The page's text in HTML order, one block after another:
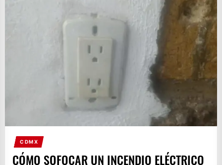
CDMX
CÓMO SOFOCAR UN INCENDIO ELÉCTRICO